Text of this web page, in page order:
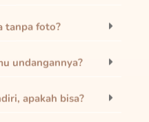
tanpa foto?
undangannya?
apakah bisa?